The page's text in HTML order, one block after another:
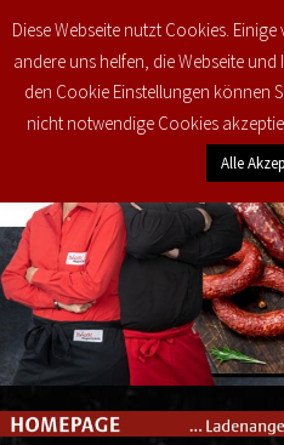
Diese Webseite nutzt Cookies.
andere uns helfen, die Webseite
den Cookie Einstellungen können
nicht notwendige Cookies
Alle